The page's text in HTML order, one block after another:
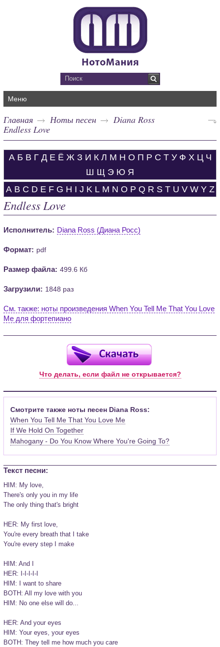
Меню
Главная Ноты песен
Diana Ross
Endless Love
А Б В Г Д Е Ё Ж З И К Л М Н О П Р С Т У Ф Х Ц Ч
Ш Щ Э Ю Я
A B C D E F G H I J K L M N O P Q R S T U V W Y Z
Endless Love
Исполнитель: Diana Ross (Диана Росс)
Формат: pdf
Размер файла: 499.6 Кб
Загрузили: 1848 раз
См. также: ноты произведения When You Tell Me That You Love
Me для фортепиано
Что делать, если файл не открывается?
Смотрите также ноты песен Diana Ross:
When You Tell Me That You Love Me
If We Hold On Together
Mahogany - Do You Know Where You're Going To?
Текст песни:
HIM: My love,
There's only you in my life
The only thing that's bright
HER: My first love,
You're every breath that I take
You're every step I make
HIM: And I
HER: I-I-I-I-I
HIM: I want to share
BOTH: All my love with you
HIM: No one else will do...
HER: And your eyes
HIM: Your eyes, your eyes
BOTH: They tell me how much you care